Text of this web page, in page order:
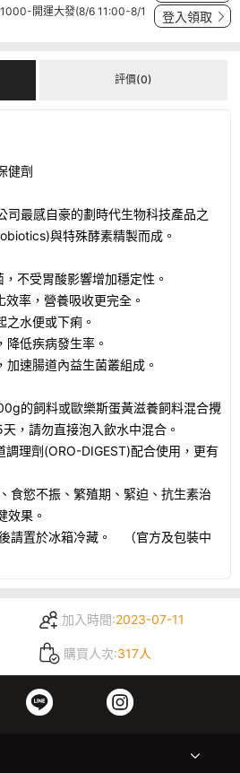
開運大發(8/6 11:00-8/1
登入領取
評價(0)
健劑
司最感自豪的劃時代生物科技產品之
與特殊酵素精製而成。
不受胃酸影響增加穩定性。
率，營養吸收更完全。
水便或下痢。
低疾病發生率。
速腸道內益生菌叢組成。
的飼料或歐樂斯蛋黃滋養飼料混合攪
，請勿直接泡入飲水中混合。
調理劑(ORO-DIGEST)配合使用，更有
食慾不振、繁殖期、緊迫、抗生素治
效果。
請置於冰箱冷藏。 （官方及包裝中
加入時間:2023-07-11
購買人次:317人